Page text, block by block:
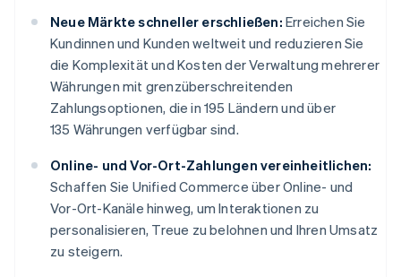
Neue Märkte schneller erschließen: Erreichen Sie
Kundinnen und Kunden weltweit und reduzieren Sie
die Komplexität und Kosten der Verwaltung mehrerer
Währungen mit grenzüberschreitenden
Zahlungsoptionen, die in 195 Ländern und über
135 Währungen verfügbar sind.
Online- und Vor-Ort-Zahlungen vereinheitlichen:
Schaffen Sie Unified Commerce über Online- und
Vor-Ort-Kanäle hinweg, um Interaktionen zu
personalisieren, Treue zu belohnen und Ihren Umsatz
zu steigern.